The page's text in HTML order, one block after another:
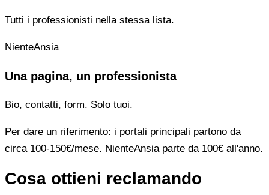
Tutti i professionisti nella stessa lista.
NienteAnsia
Una pagina, un professionista
Bio, contatti, form. Solo tuoi.
Per dare un riferimento: i portali principali partono da
circa 100-150€/mese. NienteAnsia parte da 100€ all'anno.
Cosa ottieni reclamando